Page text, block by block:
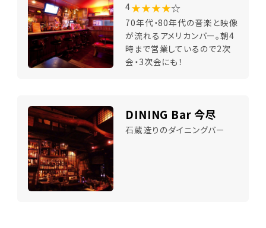
4★★★★☆
70年代・80年代の音楽と映像
が流れるアメリカンバー。朝4
時まで営業しているので2次
会・3次会にも！
DINING Bar 今尽
石蔵造りのダイニングバー